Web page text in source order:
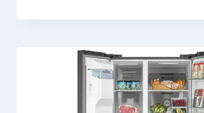
НАБОРОВ
ПРИГОТОВЛЕНИЯ
КОКТЕЙЛЕЙ
НА 2026
ГОД